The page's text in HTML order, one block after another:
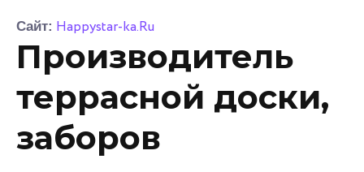
Сайт: Happystar-ka.Ru
Производитель
террасной доски,
заборов